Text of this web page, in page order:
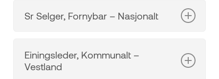
Løst i løpet av 6 uker
Sr Selger, Fornybar – Nasjonalt
Løst i løpet av 3 uker
Einingsleder, Kommunalt –
Vestland